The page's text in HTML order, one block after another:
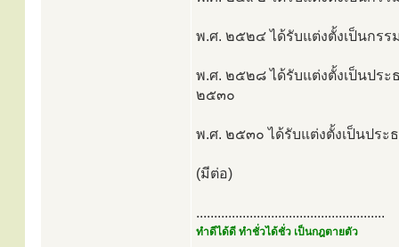
พ.ศ. ๒๕๒๔ ได้รับแต่งตั้งเป็นกร
พ.ศ. ๒๕๒๘ ได้รับแต่งตั้งเป็นปร
๒๕๓๐
พ.ศ. ๒๕๓๐ ได้รับแต่งตั้งเป็นปร
(มีต่อ)
.....................................................
ทำดีได้ดี ทำชั่วได้ชั่ว เป็นกฎตายตัว